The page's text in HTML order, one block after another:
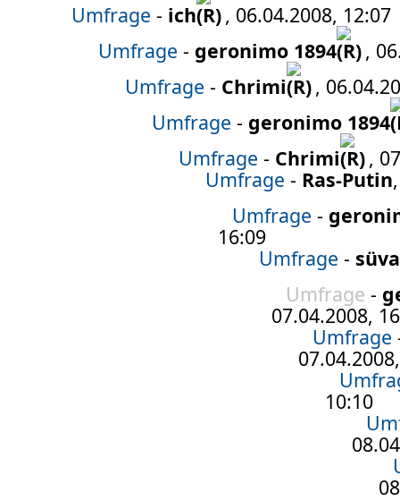
Umfrage - ich
, 06.04.2008, 12:07
Umfrage - geronimo 1894
,
Umfrage - Chrimi
,
Umfrage - geronimo 1894
Umfrage - Chrimi
,
Umfrage - Ras-Putin
Umfrage -
16:09
Umfrage -
Umfrage -
07.04.2008,
Umfrage
10:10